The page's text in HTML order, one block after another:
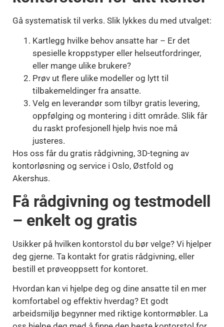
Gå systematisk til verks. Slik lykkes du med utvalget:
Kartlegg hvilke behov ansatte har – Er det
spesielle kroppstyper eller helseutfordringer,
eller mange ulike brukere?
Prøv ut flere ulike modeller og lytt til
tilbakemeldinger fra ansatte.
Velg en leverandør som tilbyr gratis levering,
oppfølging og montering i ditt område. Slik får
du raskt profesjonell hjelp hvis noe må
justeres.
Hos oss får du gratis rådgivning, 3D-tegning av
kontorløsning og service i Oslo, Østfold og
Akershus.
Få rådgivning og testmodell
– enkelt og gratis
Usikker på hvilken kontorstol du bør velge? Vi hjelper
deg gjerne. Ta kontakt for gratis rådgivning, eller
bestill et prøveoppsett for kontoret.
Hvordan kan vi hjelpe deg og dine ansatte til en mer
komfortabel og effektiv hverdag? Et godt
arbeidsmiljø begynner med riktige kontormøbler. La